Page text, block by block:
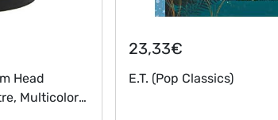
Head
Multicolor
23,33€
E.T. (Pop Classics)